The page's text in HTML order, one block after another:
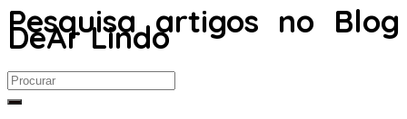
Pesquisa artigos no Blog
DeAr Lindo
Search
for: